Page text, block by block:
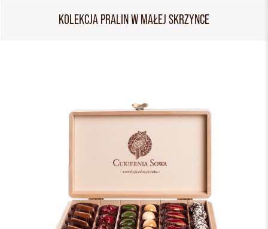
KOLEKCJA PRALIN W MAŁEJ SKRZYNCE